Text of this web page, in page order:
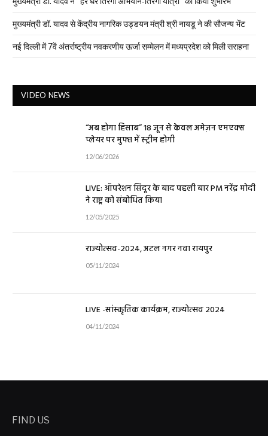
मुख्यमंत्री डॉ. यादव से केंद्रीय नागरिक उड्डयन मंत्री श्री नायडू ने की सौजन्य भेंट
नई दिल्ली में 7वें अंतर्राष्ट्रीय नवकरणीय ऊर्जा सम्मेलन में मध्यप्रदेश को मिली सराहना
VIDEO NEWS
“अब होगा हिसाब” 18 जून से केवल अमेज़न एमएक्स
प्लेयर पर मुफ्त में स्ट्रीम होगी
12/06/2026
LIVE: ऑपरेशन सिंदूर के बाद पहली बार PM नरेंद्र मोदी
ने राष्ट्र को संबोधित किया
12/05/2025
राज्योत्सव-2024, अटल नगर नवा रायपुर
05/11/2024
LIVE -सांस्कृतिक कार्यक्रम, राज्योत्सव 2024
04/11/2024
FIND US